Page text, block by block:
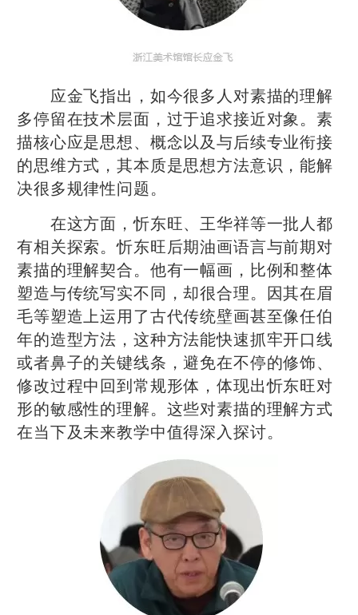
应金飞指出，如今很多人对素描的理解
多停留在技术层面，过于追求接近对象。素
描核心应是思想、概念以及与后续专业衔接
的思维方式，其本质是思想方法意识，能解
决很多规律性问题。
在这方面，忻东旺、王华祥等一批人都
有相关探索。忻东旺后期油画语言与前期对
素描的理解契合。他有一幅画，比例和整体
塑造与传统写实不同，却很合理。因其在眉
毛等塑造上运用了古代传统壁画甚至像任伯
年的造型方法，这种方法能快速抓牢开口线
或者鼻子的关键线条，避免在不停的修饰、
修改过程中回到常规形体，体现出忻东旺对
形的敏感性的理解。这些对素描的理解方式
在当下及未来教学中值得深入探讨。